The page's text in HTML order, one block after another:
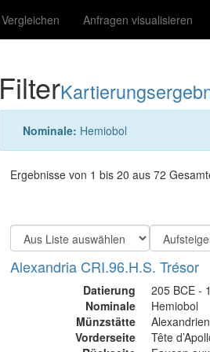
Vergleichen Anfragen visualisieren
Filter
Nominale: Hemiobol
Ergebnisse von 1 bis 20 aus 72
Alexandria CRI.96.H.S. Trésor
Datierung
205 BCE -
Nominale
Hemiobol
Münzstätte
Alexandrien
Vorderseite
Tête